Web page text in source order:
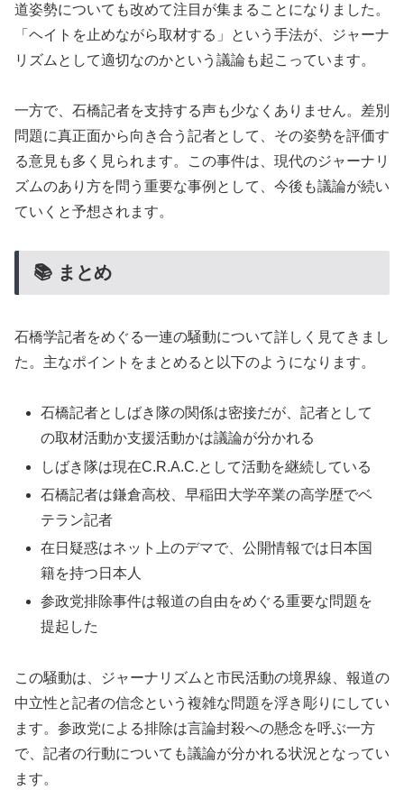
道姿勢についても改めて注目が集まることになりました。
「ヘイトを止めながら取材する」という手法が、ジャーナ
リズムとして適切なのかという議論も起こっています。
一方で、石橋記者を支持する声も少なくありません。差別
問題に真正面から向き合う記者として、その姿勢を評価す
る意見も多く見られます。この事件は、現代のジャーナリ
ズムのあり方を問う重要な事例として、今後も議論が続い
ていくと予想されます。
📚 まとめ
石橋学記者をめぐる一連の騒動について詳しく見てきまし
た。主なポイントをまとめると以下のようになります。
石橋記者としばき隊の関係は密接だが、記者として
の取材活動か支援活動かは議論が分かれる
しばき隊は現在C.R.A.C.として活動を継続している
石橋記者は鎌倉高校、早稲田大学卒業の高学歴でベ
テラン記者
在日疑惑はネット上のデマで、公開情報では日本国
籍を持つ日本人
参政党排除事件は報道の自由をめぐる重要な問題を
提起した
この騒動は、ジャーナリズムと市民活動の境界線、報道の
中立性と記者の信念という複雑な問題を浮き彫りにしてい
ます。参政党による排除は言論封殺への懸念を呼ぶ一方
で、記者の行動についても議論が分かれる状況となってい
ます。